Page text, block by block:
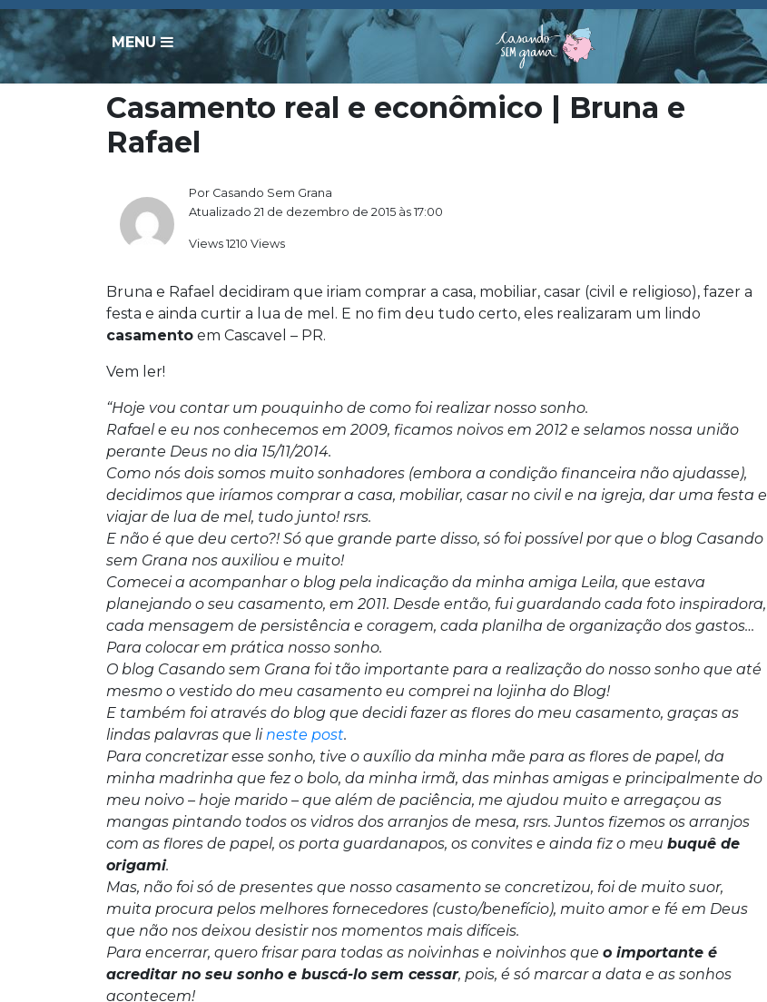
MENU
Casamento real e econômico | Bruna e
Rafael
Por Casando Sem Grana
Atualizado 21 de dezembro de 2015 às 17:00
Views 1210 Views
Bruna e Rafael decidiram que iriam comprar a casa, mobiliar, casar (civil e religioso), fazer a
festa e ainda curtir a lua de mel. E no fim deu tudo certo, eles realizaram um lindo
casamento em Cascavel – PR.
Vem ler!
“Hoje vou contar um pouquinho de como foi realizar nosso sonho.
Rafael e eu nos conhecemos em 2009, ficamos noivos em 2012 e selamos nossa união
perante Deus no dia 15/11/2014.
Como nós dois somos muito sonhadores (embora a condição financeira não ajudasse),
decidimos que iríamos comprar a casa, mobiliar, casar no civil e na igreja, dar uma festa e
viajar de lua de mel, tudo junto! rsrs.
E não é que deu certo?! Só que grande parte disso, só foi possível por que o blog Casando
sem Grana nos auxiliou e muito!
Comecei a acompanhar o blog pela indicação da minha amiga Leila, que estava
planejando o seu casamento, em 2011. Desde então, fui guardando cada foto inspiradora,
cada mensagem de persistência e coragem, cada planilha de organização dos gastos…
Para colocar em prática nosso sonho.
O blog Casando sem Grana foi tão importante para a realização do nosso sonho que até
mesmo o vestido do meu casamento eu comprei na lojinha do Blog!
E também foi através do blog que decidi fazer as flores do meu casamento, graças as
lindas palavras que lineste post.
Para concretizar esse sonho, tive o auxílio da minha mãe para as flores de papel, da
minha madrinha que fez o bolo, da minha irmã, das minhas amigas e principalmente do
meu noivo – hoje marido – que além de paciência, me ajudou muito e arregaçou as
mangas pintando todos os vidros dos arranjos de mesa, rsrs. Juntos fizemos os arranjos
com as flores de papel, os porta guardanapos, os convites e ainda fiz o meu buquê de
origami.
Mas, não foi só de presentes que nosso casamento se concretizou, foi de muito suor,
muita procura pelos melhores fornecedores (custo/benefício), muito amor e fé em Deus
que não nos deixou desistir nos momentos mais difíceis.
Para encerrar, quero frisar para todas as noivinhas e noivinhos que o importante é
acreditar no seu sonho e buscá-lo sem cessar, pois, é só marcar a data e as sonhos
acontecem!